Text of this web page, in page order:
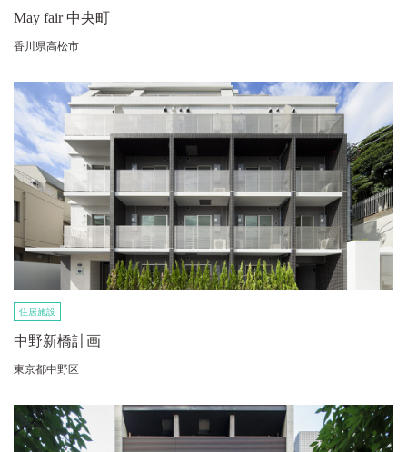
May fair 中央町
香川県高松市
住居施設
中野新橋計画
東京都中野区